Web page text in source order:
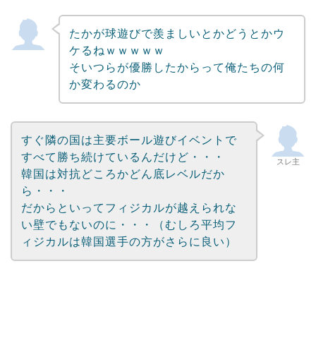
たかが球遊びで羨ましいとかどうとかウ
ケるねｗｗｗｗｗ
そいつらが優勝したからって俺たちの何
か変わるのか
スレ主
すぐ隣の国は主要ボール遊びイベントで
すべて勝ち続けているんだけど・・・
韓国は対抗どころかどん底レベルだか
ら・・・
だからといってフィジカルが越えられな
い壁でもないのに・・・（むしろ平均フ
ィジカルは韓国選手の方がさらに良い）